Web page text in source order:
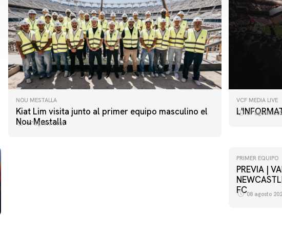
NOU MESTALLA
Kiat Lim visita junto al primer equipo masculino el
Nou Mestalla
07 agosto 2026
VCF MEDIA LIVE
07 agosto
PRIMER EQUIPO
ENTRENAMIENTO DEL VALENCIA CF 7/8/2026
PRIMER EQUIPO
PREVIA |
FC08 agosto